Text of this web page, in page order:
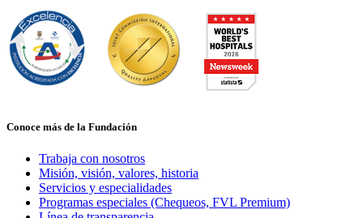
Conoce más de la Fundación
Trabaja con nosotros
Misión, visión, valores, historia
Servicios y especialidades
Programas especiales (Chequeos, FVL Premium)